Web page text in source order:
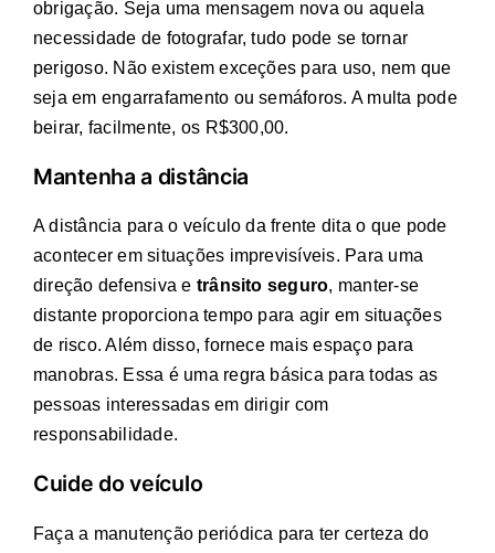
obrigação. Seja uma mensagem nova ou aquela
necessidade de fotografar, tudo pode se tornar
perigoso. Não existem exceções para uso, nem que
seja em engarrafamento ou semáforos. A multa pode
beirar, facilmente, os R$300,00.
Mantenha a distância
A distância para o veículo da frente dita o que pode
acontecer em situações imprevisíveis. Para uma
direção defensiva e trânsito seguro, manter-se
distante proporciona tempo para agir em situações
de risco. Além disso, fornece mais espaço para
manobras. Essa é uma regra básica para todas as
pessoas interessadas em dirigir com
responsabilidade.
Cuide do veículo
Faça a manutenção periódica para ter certeza do